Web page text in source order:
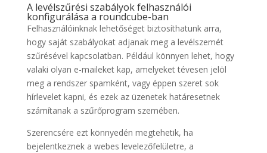
A levélszűrési szabályok felhasználói
konfigurálása a roundcube-ban
Felhasználóinknak lehetőséget biztosíthatunk arra,
hogy saját szabályokat adjanak meg a levélszemét
szűrésével kapcsolatban. Például könnyen lehet, hogy
valaki olyan e-maileket kap, amelyeket tévesen jelöl
meg a rendszer spamként, vagy éppen szeret sok
hírlevelet kapni, és ezek az üzenetek határesetnek
számítanak a szűrőprogram szemében.
Szerencsére ezt könnyedén megtehetik, ha
bejelentkeznek a webes levelezőfelületre, a